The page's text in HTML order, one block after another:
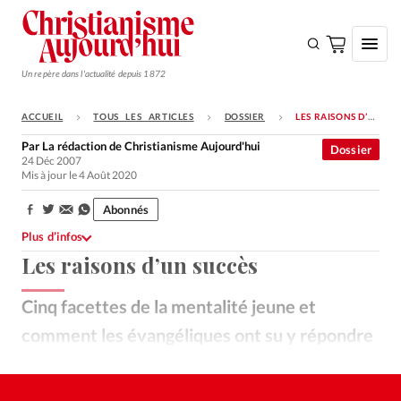
Un repère dans l'actualité depuis 1872
S'ABONNER
Monde
Opinions
Tous les articles
Faire un don
ACCUEIL TOUS LES ARTICLES DOSSIER LES RAISONS D’UN SUCCÈS
Les raisons d’un succès
Cinq facettes de la mentalité jeune et
comment les évangéliques ont su y répondre
Dossier
Par La rédaction de Christianisme Aujourd'hui
24 Déc 2007
Mis à jour le 4 Août 2020
Partager:
Abonnés
Plus d’infos